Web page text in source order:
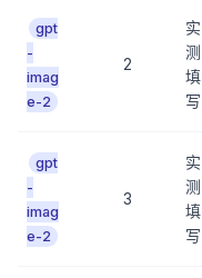
gpt
-
imag
e-2
2
实
测
填
写
gpt
-
imag
e-2
3
实
测
填
写